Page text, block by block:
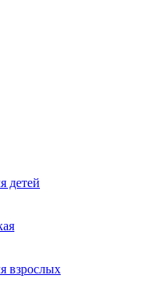
детей
взрослых